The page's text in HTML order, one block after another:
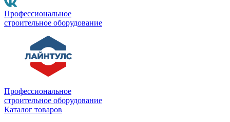
Профессиональное
строительное оборудование
Профессиональное
строительное оборудование
Каталог товаров